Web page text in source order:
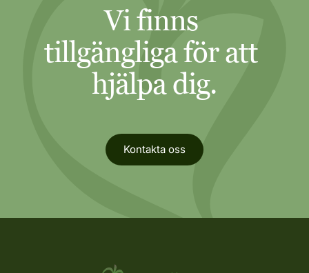
Vi finns
tillgängliga för att
hjälpa dig.
Kontakta oss